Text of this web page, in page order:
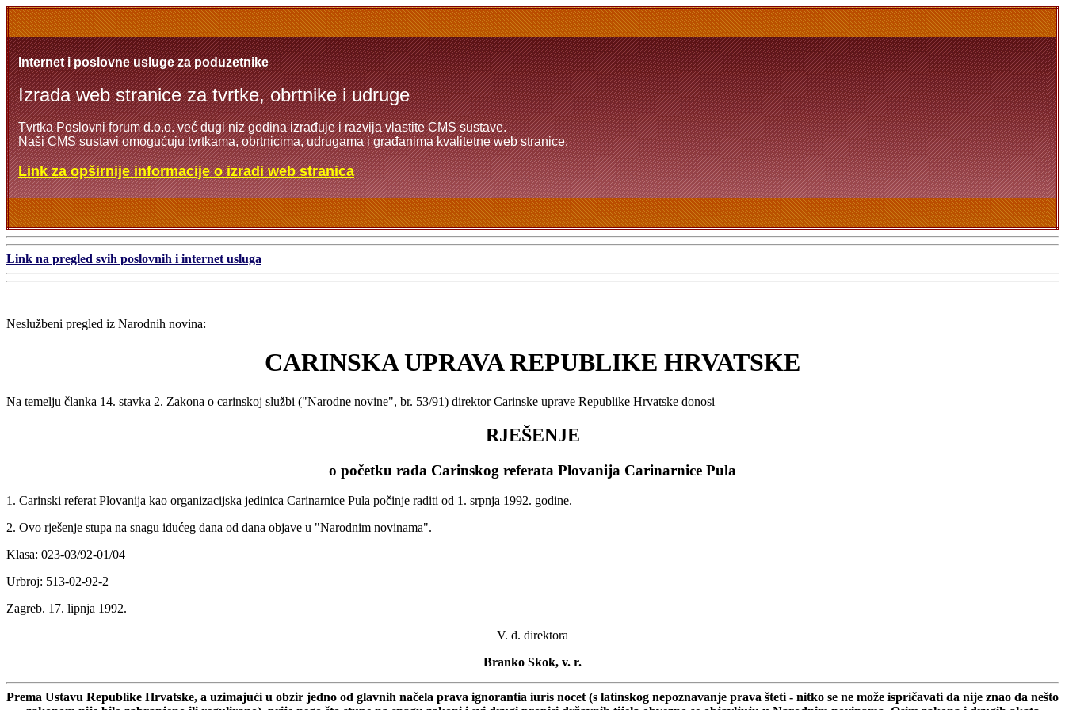
Internet i poslovne usluge za poduzetnike
Izrada web stranice za tvrtke, obrtnike i udruge
Tvrtka Poslovni forum d.o.o. već dugi niz godina izrađuje i razvija vlastite CMS sustave.
Naši CMS sustavi omogućuju tvrtkama, obrtnicima, udrugama i građanima kvalitetne web stranice.
Link za opširnije informacije o izradi web stranica
Link na pregled svih poslovnih i internet usluga
Neslužbeni pregled iz Narodnih novina:
CARINSKA UPRAVA REPUBLIKE HRVATSKE
Na temelju članka 14. stavka 2. Zakona o carinskoj službi ("Narodne novine", br. 53/91) direktor Carinske uprave Republike Hrvatske donosi
RJEŠENJE
o početku rada Carinskog referata Plovanija Carinarnice Pula
1. Carinski referat Plovanija kao organizacijska jedinica Carinarnice Pula počinje raditi od 1. srpnja 1992. godine.
2. Ovo rješenje stupa na snagu idućeg dana od dana objave u "Narodnim novinama".
Klasa: 023-03/92-01/04
Urbroj: 513-02-92-2
Zagreb. 17. lipnja 1992.
V. d. direktora
Branko Skok, v. r.
Prema Ustavu Republike Hrvatske, a uzimajući u obzir jedno od glavnih načela prava ignorantia iuris nocet (s latinskog nepoznavanje prava šteti - nitko se ne može ispričavati da nije znao da nešto